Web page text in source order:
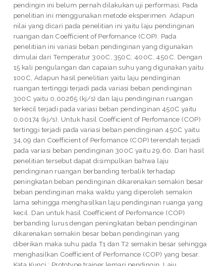
pendingin ini belum pernah dilakukan uji performasi, Pada
penelitian ini menggunakan metode eksperimen. Adapun
nilai yang dicari pada penelitian ini yaitu laju pendinginan
ruangan dan Coefficient of Perfomance (COP). Pada
penelitiian ini variasi beban pendinginan yang digunakan
dimulai dari Temperatur 300C, 350C, 400C, 450C. Dengan
15 kali pengulangan dan capaian suhu yang digunakan yaitu
100C, Adapun hasil penelitian yaitu laju pendinginan
ruangan tertinggi terjadi pada variasi beban pendinginan
300C yaitu 0,00265 (kj/s) dan laju pendinginan ruangan
terkecil terjadi pada variasi beban pendinginan 450C yaitu
0,00174 (kj/s). Untuk hasil Coefficient of Perfomance (COP)
tertinggi terjadi pada variasi beban pendinginan 450C yaitu
34,09 dan Coefficient of Perfomance (COP) terendah terjadi
pada variasi beban pendinginan 300C yaitu 29,60. Dari hasil
penelitian tersebut dapat disimpulkan bahwa laju
pendinginan ruangan berbanding terbalik terhadap
peningkatan beban pendinginan dikarenakan semakin besar
beban pendinginan maka waktu yang diperoleh semakin
lama sehingga menghasilkan laju pendinginan ruanga yang
kecil. Dan untuk hasil Coefficient of Perfomance (COP)
berbanding lurus dengan peningkatan beban pendinginan
dikarenakan semakin besar beban pendinginan yang
diberikan maka suhu pada T1 dan T2 semakin besar sehingga
menghasilkan Coefficient of Perfomance (COP) yang besar.